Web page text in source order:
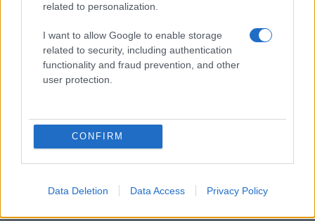
related to personalization.
I want to allow Google to enable storage
related to security, including authentication
functionality and fraud prevention, and other
user protection.
CONFIRM
Data Deletion Data Access Privacy Policy